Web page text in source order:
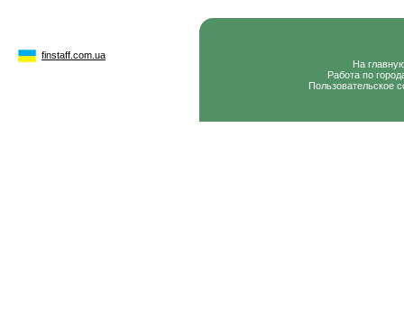
finstaff.com.ua
На
Работа по
Пользовательское